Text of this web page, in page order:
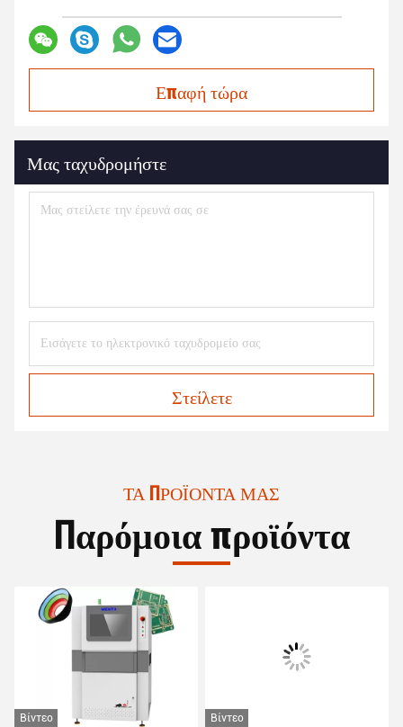
Επαφή τώρα
Μας ταχυδρομήστε
Στείλετε
ΤΑ ΠΡΟΪΌΝΤΑ ΜΑΣ
Παρόμοια προϊόντα
Βίντεο Βίντεο